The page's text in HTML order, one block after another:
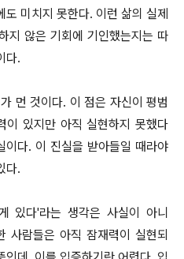
미치지 못한다. 이런 삶의 실제
지 않은 기회에 기인했는지는 따
다.
먼 것이다. 이 점은 자신이 평범
이 있지만 아직 실현하지 못했다
이다. 이 진실을 받아들일 때라야
다.
있다'라는 생각은 사실이 아니
사람들은 아직 잠재력이 실현되